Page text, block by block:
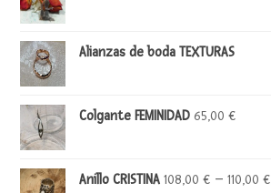
Alianzas de boda TEXTURAS
Colgante FEMINIDAD 65,00€
Anillo CRISTINA 108,00€ –110,00€